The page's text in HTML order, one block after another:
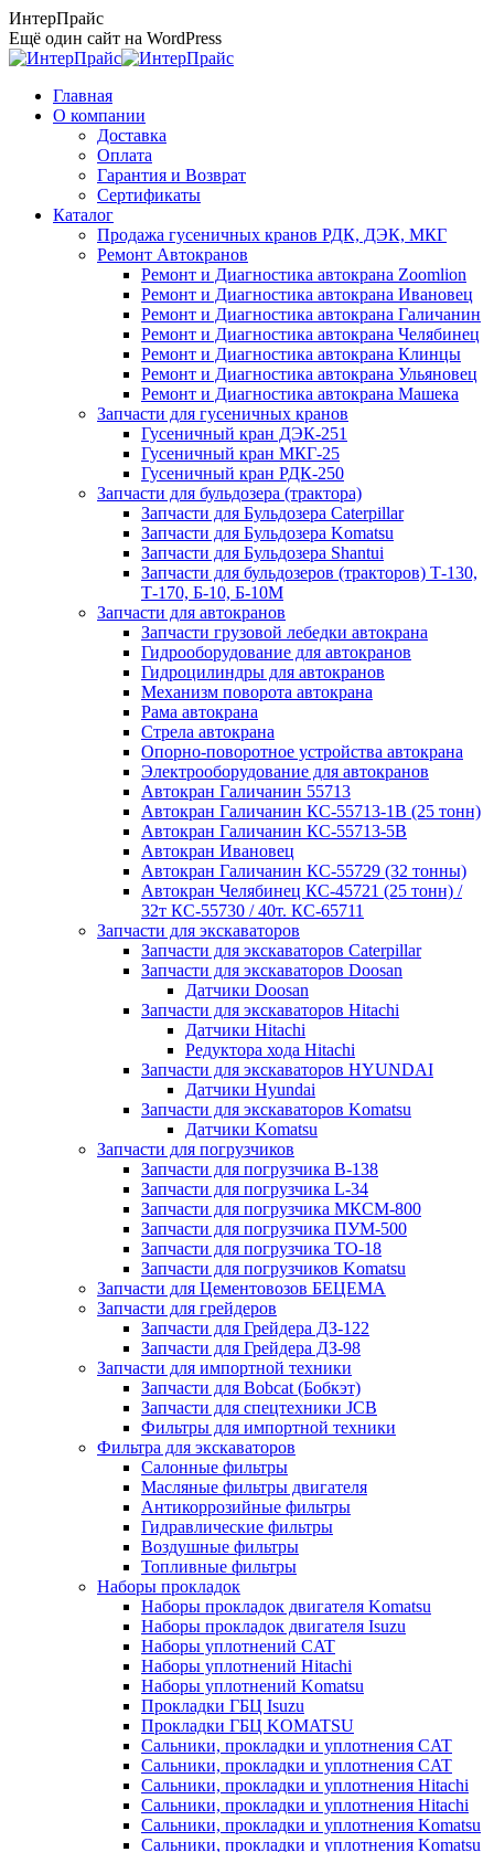
Перейти
к
содержанию
ИнтерПрайс
Ещё один сайт на WordPress
Главная
О компании
Доставка
Оплата
Гарантия и Возврат
Сертификаты
Каталог
Продажа гусеничных кранов РДК, ДЭК, МКГ
Ремонт Автокранов
Ремонт и Диагностика автокрана Zoomlion
Ремонт и Диагностика автокрана Ивановец
Ремонт и Диагностика автокрана Галичанин
Ремонт и Диагностика автокрана Челябинец
Ремонт и Диагностика автокрана Клинцы
Ремонт и Диагностика автокрана Ульяновец
Ремонт и Диагностика автокрана Машека
Запчасти для гусеничных кранов
Гусеничный кран ДЭК-251
Гусеничный кран МКГ-25
Гусеничный кран РДК-250
Запчасти для бульдозера (трактора)
Запчасти для Бульдозера Caterpillar
Запчасти для Бульдозера Komatsu
Запчасти для Бульдозера Shantui
Запчасти для бульдозеров (тракторов) Т-130,
Т-170, Б-10, Б-10М
Запчасти для автокранов
Запчасти грузовой лебедки автокрана
Гидрооборудование для автокранов
Гидроцилиндры для автокранов
Механизм поворота автокрана
Рама автокрана
Стрела автокрана
Опорно-поворотное устройства автокрана
Электрооборудование для автокранов
Автокран Галичанин 55713
Автокран Галичанин КС-55713-1В (25 тонн)
Автокран Галичанин КС-55713-5В
Автокран Ивановец
Автокран Галичанин КС-55729 (32 тонны)
Автокран Челябинец КС-45721 (25 тонн) /
32т КС-55730 / 40т. КС-65711
Запчасти для экскаваторов
Запчасти для экскаваторов Caterpillar
Запчасти для экскаваторов Doosan
Датчики Doosan
Запчасти для экскаваторов Hitachi
Датчики Hitachi
Редуктора хода Hitachi
Запчасти для экскаваторов HYUNDAI
Датчики Hyundai
Запчасти для экскаваторов Komatsu
Датчики Komatsu
Запчасти для погрузчиков
Запчасти для погрузчика B-138
Запчасти для погрузчика L-34
Запчасти для погрузчика МКСМ-800
Запчасти для погрузчика ПУМ-500
Запчасти для погрузчика ТО-18
Запчасти для погрузчиков Komatsu
Запчасти для Цементовозов БЕЦЕМА
Запчасти для грейдеров
Запчасти для Грейдера ДЗ-122
Запчасти для Грейдера ДЗ-98
Запчасти для импортной техники
Запчасти для Bobcat (Бобкэт)
Запчасти для спецтехники JCB
Фильтры для импортной техники
Фильтра для экскаваторов
Салонные фильтры
Масляные фильтры двигателя
Антикоррозийные фильтры
Гидравлические фильтры
Воздушные фильтры
Топливные фильтры
Наборы прокладок
Наборы прокладок двигателя Komatsu
Наборы прокладок двигателя Isuzu
Наборы уплотнений CAT
Наборы уплотнений Hitachi
Наборы уплотнений Komatsu
Прокладки ГБЦ Isuzu
Прокладки ГБЦ KOMATSU
Сальники, прокладки и уплотнения CAT
Сальники, прокладки и уплотнения CAT
Сальники, прокладки и уплотнения Hitachi
Сальники, прокладки и уплотнения Hitachi
Сальники, прокладки и уплотнения Komatsu
Сальники, прокладки и уплотнения Komatsu